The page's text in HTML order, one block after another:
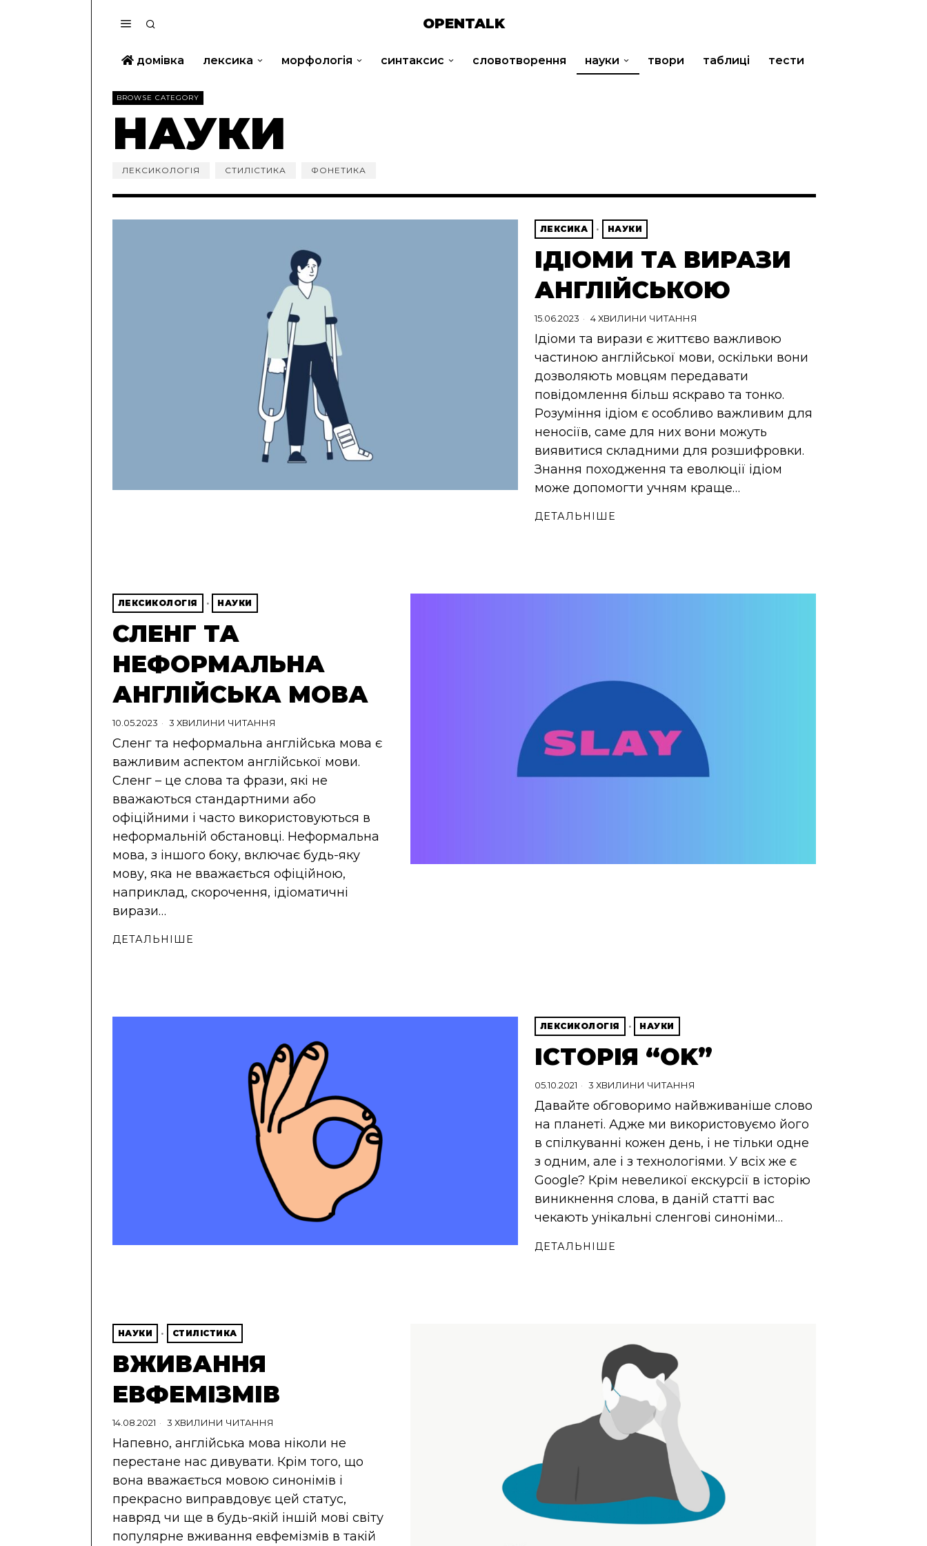
OPENTALK
домівка лексика морфологія синтаксис словотворення науки твори таблиці тести
BROWSE CATEGORY
НАУКИ
ЛЕКСИКОЛОГІЯ СТИЛІСТИКА ФОНЕТИКА
ЛЕКСИКА · НАУКИ
ІДІОМИ ТА ВИРАЗИ
АНГЛІЙСЬКОЮ
15.06.2023 4 ХВИЛИНИ ЧИТАННЯ
Ідіоми та вирази є життєво важливою
частиною англійської мови, оскільки вони
дозволяють мовцям передавати
повідомлення більш яскраво та тонко.
Розуміння ідіом є особливо важливим для
неносіїв, саме для них вони можуть
виявитися складними для розшифровки.
Знання походження та еволюції ідіом
може допомогти учням краще…
ДЕТАЛЬНІШЕ
ЛЕКСИКОЛОГІЯ · НАУКИ
СЛЕНГ ТА
НЕФОРМАЛЬНА
АНГЛІЙСЬКА МОВА
10.05.2023 3 ХВИЛИНИ ЧИТАННЯ
Сленг та неформальна англійська мова є
важливим аспектом англійської мови.
Сленг – це слова та фрази, які не
вважаються стандартними або
офіційними і часто використовуються в
неформальній обстановці. Неформальна
мова, з іншого боку, включає будь-яку
мову, яка не вважається офіційною,
наприклад, скорочення, ідіоматичні
вирази…
ДЕТАЛЬНІШЕ
ЛЕКСИКОЛОГІЯ · НАУКИ
ІСТОРІЯ “OK”
05.10.2021 3 ХВИЛИНИ ЧИТАННЯ
Давайте обговоримо найвживаніше слово
на планеті. Адже ми використовуємо його
в спілкуванні кожен день, і не тільки одне
з одним, але і з технологіями. У всіх же є
Google? Крім невеликої екскурсії в історію
виникнення слова, в даній статті вас
чекають унікальні сленгові синоніми…
ДЕТАЛЬНІШЕ
НАУКИ · СТИЛІСТИКА
ВЖИВАННЯ
ЕВФЕМІЗМІВ
14.08.2021 3 ХВИЛИНИ ЧИТАННЯ
Напевно, англійська мова ніколи не
перестане нас дивувати. Крім того, що
вона вважається мовою синонімів і
прекрасно виправдовує цей статус,
навряд чи ще в будь-якій іншій мові світу
популярне вживання евфемізмів в такій